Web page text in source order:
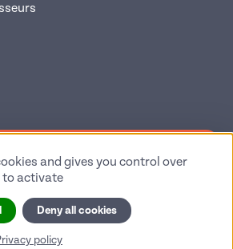
droits réservés
and gives you control over
to activate
Deny all cookies
policy